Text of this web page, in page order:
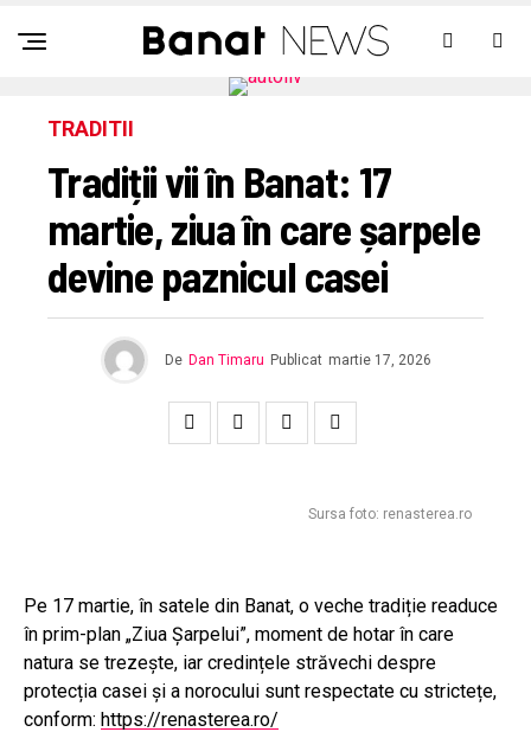
TRADITII
Tradiții vii în Banat: 17
martie, ziua în care șarpele
devine paznicul casei
De Dan Timaru Publicat martie 17, 2026
Sursa foto: renasterea.ro
Pe 17 martie, în satele din Banat, o veche tradiție readuce
în prim-plan „Ziua Șarpelui”, moment de hotar în care
natura se trezește, iar credințele străvechi despre
protecția casei și a norocului sunt respectate cu strictețe,
conform: https://renasterea.ro/